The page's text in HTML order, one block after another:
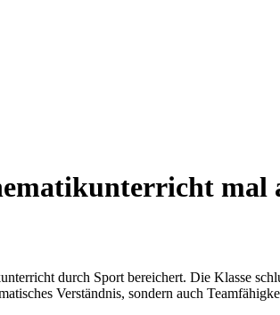
mal
durch Sport bereichert. Die Klasse
Verständnis, sondern auch